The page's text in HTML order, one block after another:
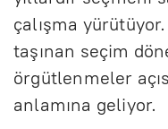
çalışma
taşınan seçim
örgütlenmeler
anlamına geliyor.